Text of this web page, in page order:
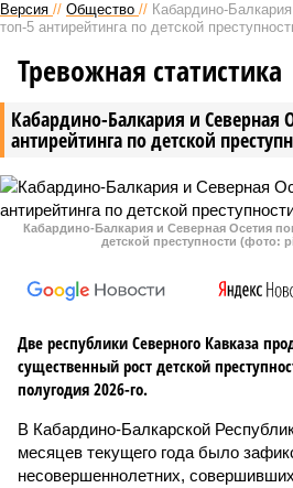
Версия // Общество // Кабардино-
топ-5 антирейтинга по детской
Кабардино-Балкария и Северная
антирейтинга по детской
Тревожная статистика
Кабардино-Балкария и Северная Осетия
детской преступности (фото:
Две республики Северного Кавказа
существенный рост детской
полугодия 2026-го.
В Кабардино-Балкарской
месяцев текущего года было
несовершеннолетних,